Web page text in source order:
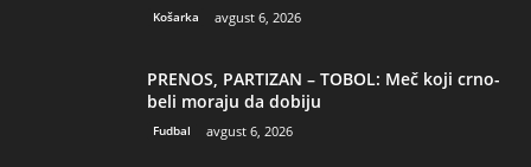
Košarka avgust 6, 2026
PRENOS, PARTIZAN – TOBOL: Meč koji crno-
beli moraju da dobiju
Fudbal avgust 6, 2026